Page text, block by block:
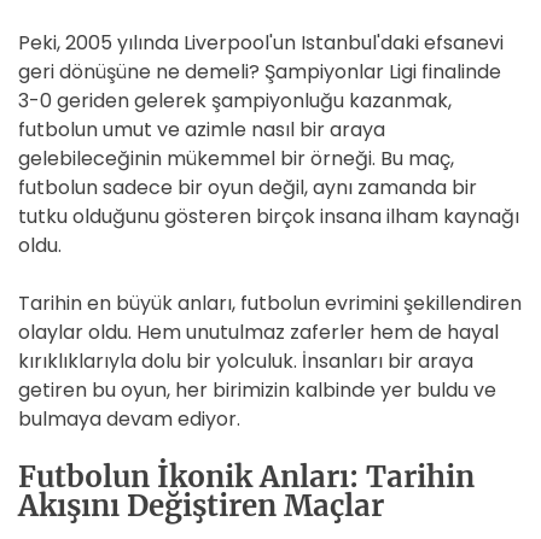
Peki, 2005 yılında Liverpool'un Istanbul'daki efsanevi
geri dönüşüne ne demeli? Şampiyonlar Ligi finalinde
3-0 geriden gelerek şampiyonluğu kazanmak,
futbolun umut ve azimle nasıl bir araya
gelebileceğinin mükemmel bir örneği. Bu maç,
futbolun sadece bir oyun değil, aynı zamanda bir
tutku olduğunu gösteren birçok insana ilham kaynağı
oldu.
Tarihin en büyük anları, futbolun evrimini şekillendiren
olaylar oldu. Hem unutulmaz zaferler hem de hayal
kırıklıklarıyla dolu bir yolculuk. İnsanları bir araya
getiren bu oyun, her birimizin kalbinde yer buldu ve
bulmaya devam ediyor.
Futbolun İkonik Anları: Tarihin
Akışını Değiştiren Maçlar